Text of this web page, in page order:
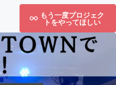
もう一度プロジェク
トをやってほしい